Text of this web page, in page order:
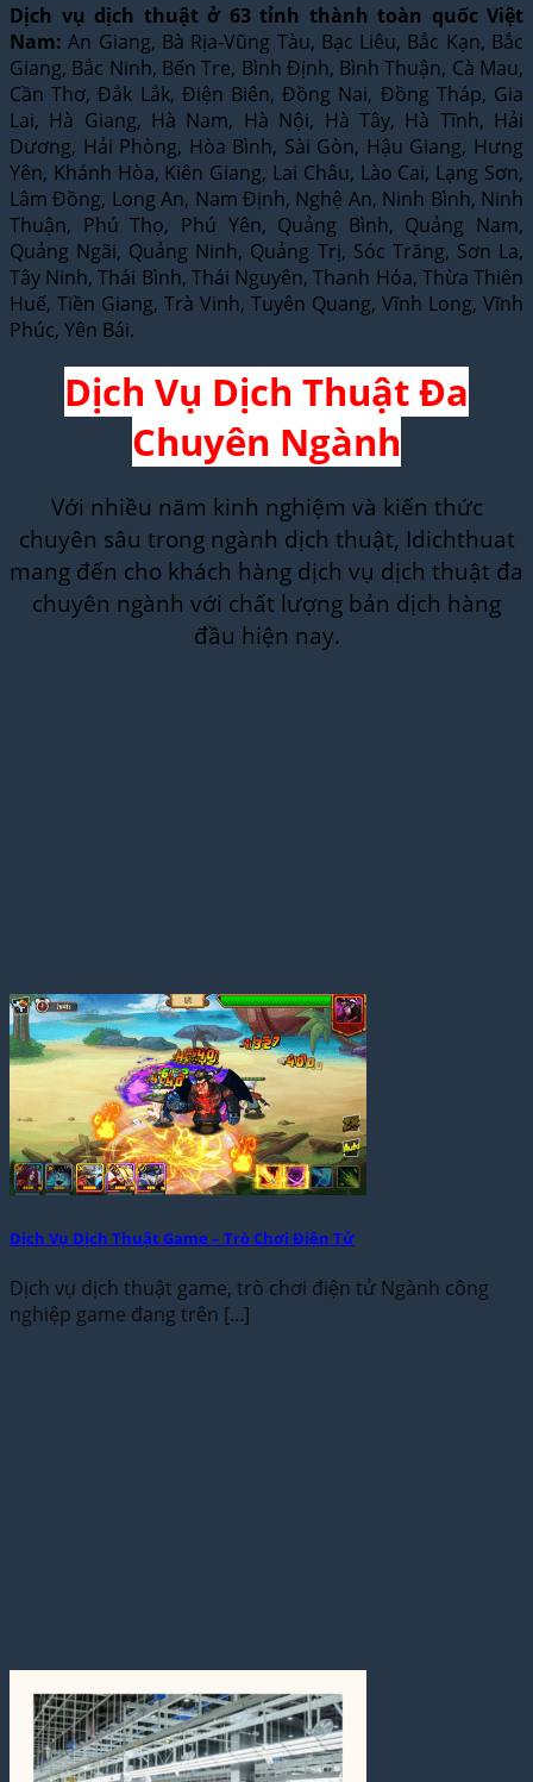
Dịch vụ dịch thuật ở 63 tỉnh thành toàn quốc Việt
Nam: An Giang, Bà Rịa-Vũng Tàu, Bạc Liêu, Bắc Kạn, Bắc
Giang, Bắc Ninh, Bến Tre, Bình Định, Bình Thuận, Cà Mau,
Cần Thơ, Đắk Lắk, Điện Biên, Đồng Nai, Đồng Tháp, Gia
Lai, Hà Giang, Hà Nam, Hà Nội, Hà Tây, Hà Tĩnh, Hải
Dương, Hải Phòng, Hòa Bình, Sài Gòn, Hậu Giang, Hưng
Yên, Khánh Hòa, Kiên Giang, Lai Châu, Lào Cai, Lạng Sơn,
Lâm Đồng, Long An, Nam Định, Nghệ An, Ninh Bình, Ninh
Thuận, Phú Thọ, Phú Yên, Quảng Bình, Quảng Nam,
Quảng Ngãi, Quảng Ninh, Quảng Trị, Sóc Trăng, Sơn La,
Tây Ninh, Thái Bình, Thái Nguyên, Thanh Hóa, Thừa Thiên
Huế, Tiền Giang, Trà Vinh, Tuyên Quang, Vĩnh Long, Vĩnh
Phúc, Yên Bái.
Dịch Vụ Dịch Thuật Đa
Chuyên Ngành
Với nhiều năm kinh nghiệm và kiến thức
chuyên sâu trong ngành dịch thuật, Idichthuat
mang đến cho khách hàng dịch vụ dịch thuật đa
chuyên ngành với chất lượng bản dịch hàng
đầu hiện nay.
Dịch Vụ Dịch Thuật Game – Trò Chơi Điện Tử
Dịch vụ dịch thuật game, trò chơi điện tử Ngành công
nghiệp game đang trên [...]